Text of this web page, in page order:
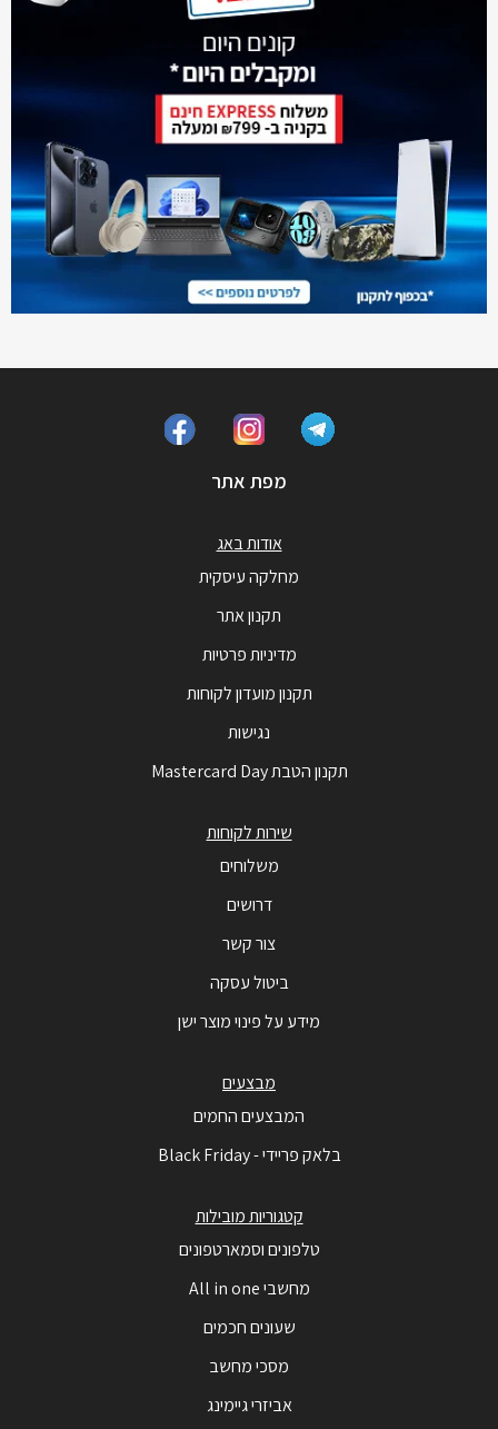
מפת אתר
אודות באג
מחלקה עיסקית
תקנון אתר
מדיניות פרטיות
תקנון מועדון לקוחות
נגישות
תקנון הטבת Mastercard Day
שירות לקוחות
משלוחים
דרושים
צור קשר
ביטול עסקה
מידע על פינוי מוצר ישן
מבצעים
המבצעים החמים
בלאק פריידי - Black Friday
קטגוריות מובילות
טלפונים וסמארטפונים
מחשבי All in one
שעונים חכמים
מסכי מחשב
אביזרי גיימינג